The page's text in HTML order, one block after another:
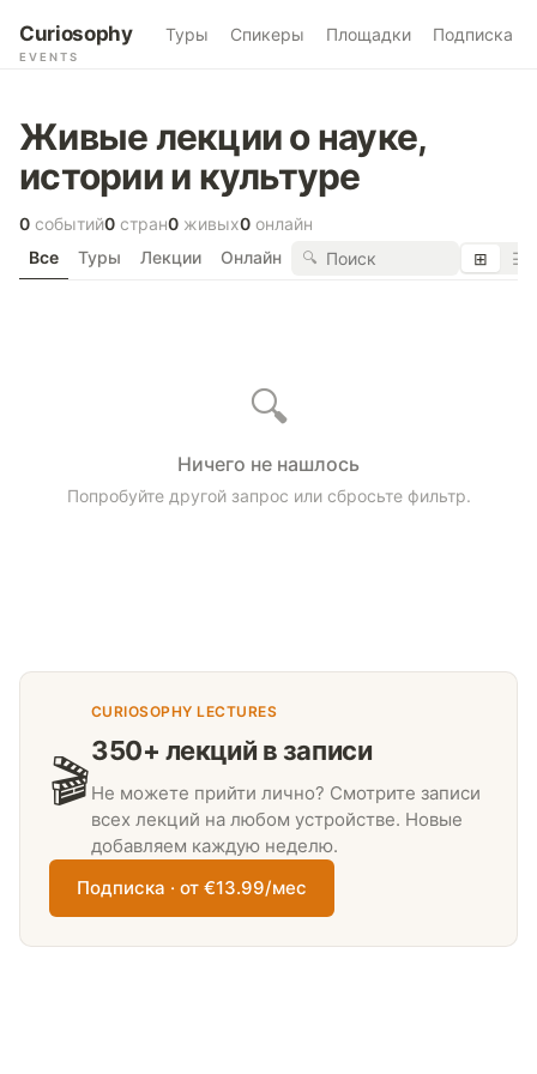
Curiosophy
EVENTS
Туры Спикеры Площадки Подписка
Живые лекции о науке,
истории и культуре
0 событий0 стран0 живых0 онлайн
Все
Туры Лекции Онлайн 🔍 ⊞ ☰
🔍
Ничего не нашлось
Попробуйте другой запрос или сбросьте фильтр.
🎬
CURIOSOPHY LECTURES
350+ лекций в записи
Не можете прийти лично? Смотрите записи
всех лекций на любом устройстве. Новые
добавляем каждую неделю.
Подписка · от €13.99/мес